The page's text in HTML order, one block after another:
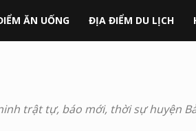
ĂN UỐNG ĐỊA ĐIỂM DU LỊCH
trật tự, báo mới, thời sự huyện